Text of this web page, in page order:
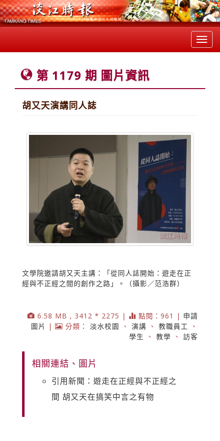
第 1179 期 圖片資訊
胡又天演講同人誌
文學院邀請胡又天主講：「從同人誌開始：遊走在正
經與不正經之間的創作之路」。（攝影／范浩群）
6.58 MB , 3412 * 2275 | 點閱：961 | 申請
圖片
| 分類： 淡水校園 、 演講 、 教職員工
、
學生
、 教學 、 訪客
相關連結、圖片
引用新聞：遊走在正經與不正經之
間 胡又天在搞笑中言之有物